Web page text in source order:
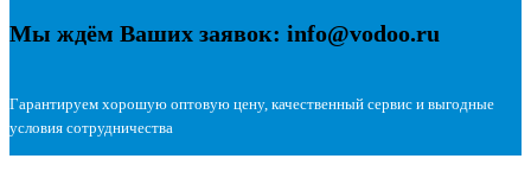
Мы ждём Ваших заявок: info@vodoo.ru
Гарантируем хорошую оптовую цену, качественный сервис и выгодные
условия сотрудничества